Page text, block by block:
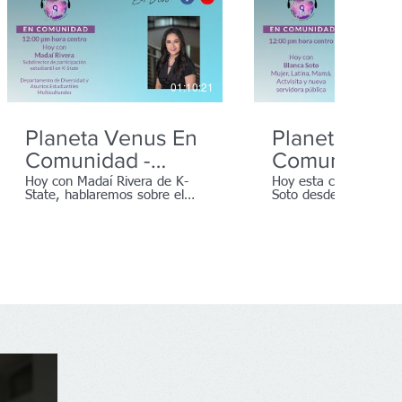
01:10:21
Planeta Venus En
Comunidad -
Educación -
Preparatoria
Hoy con Madaí Rivera de K-
State, hablaremos sobre el
Planeta
Comunidad
Hoy esta con
Soto desde Dodge